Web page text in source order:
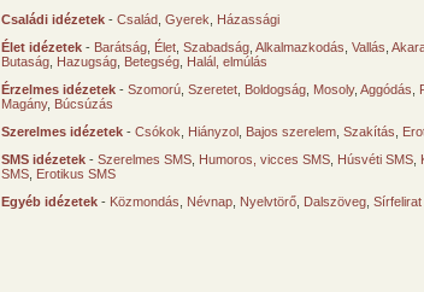
Családi idézetek - Család Gyerek
Házassági
Élet idézetek - Barátság Élet Szabadság Alkalmazkodás Vallás
Butaság Hazugság Betegség Halál, elmúlás
Érzelmes idézetek - Szomorú Szeretet Boldogság Mosoly, Aggódás
Magány, Búcsúzás
Szerelmes idézetek - Csókok Hiányzol Bajos szerelem Szakítás
SMS idézetek - Szerelmes SMS Humoros, vicces SMS Húsvéti SMS
SMS Erotikus SMS
Egyéb idézetek - Közmondás Névnap Nyelvtörő Dalszöveg Sírfelirat